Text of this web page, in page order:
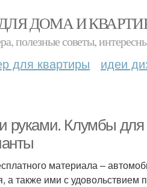
ДОМА И
полезные советы,
для квартиры идеи
Клумбы для
материала –
а также ими с